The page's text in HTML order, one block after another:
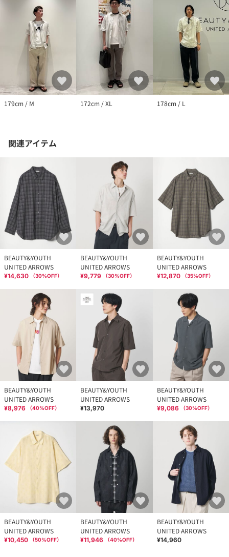
179cm / M 172cm / XL 178cm / L
関連アイテム
BEAUTY&YOUTH
UNITED ARROWS
¥14,630 （30%OFF）
BEAUTY&YOUTH
UNITED ARROWS
¥9,779 （30%OFF）
BEAUTY&YOUTH
UNITED ARROWS
¥12,870 （35%OFF）
BEAUTY&YOUTH
UNITED ARROWS
¥8,976 （40%OFF）
BEAUTY&YOUTH
UNITED ARROWS
¥13,970
BEAUTY&YOUTH
UNITED ARROWS
¥9,086 （30%OFF）
BEAUTY&YOUTH
UNITED ARROWS
¥10,450 （50%OFF）
BEAUTY&YOUTH
UNITED ARROWS
¥11,946 （40%OFF）
BEAUTY&YOUTH
UNITED ARROWS
¥14,960